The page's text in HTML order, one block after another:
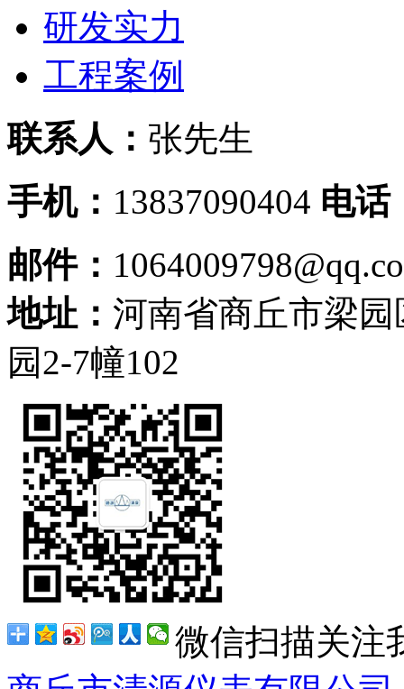
研发实力
工程案例
联系人： 张先生
手机： 13837090404 电话
邮件：
地址： 河南省商丘市梁
园2-7幢102
微信扫描关注